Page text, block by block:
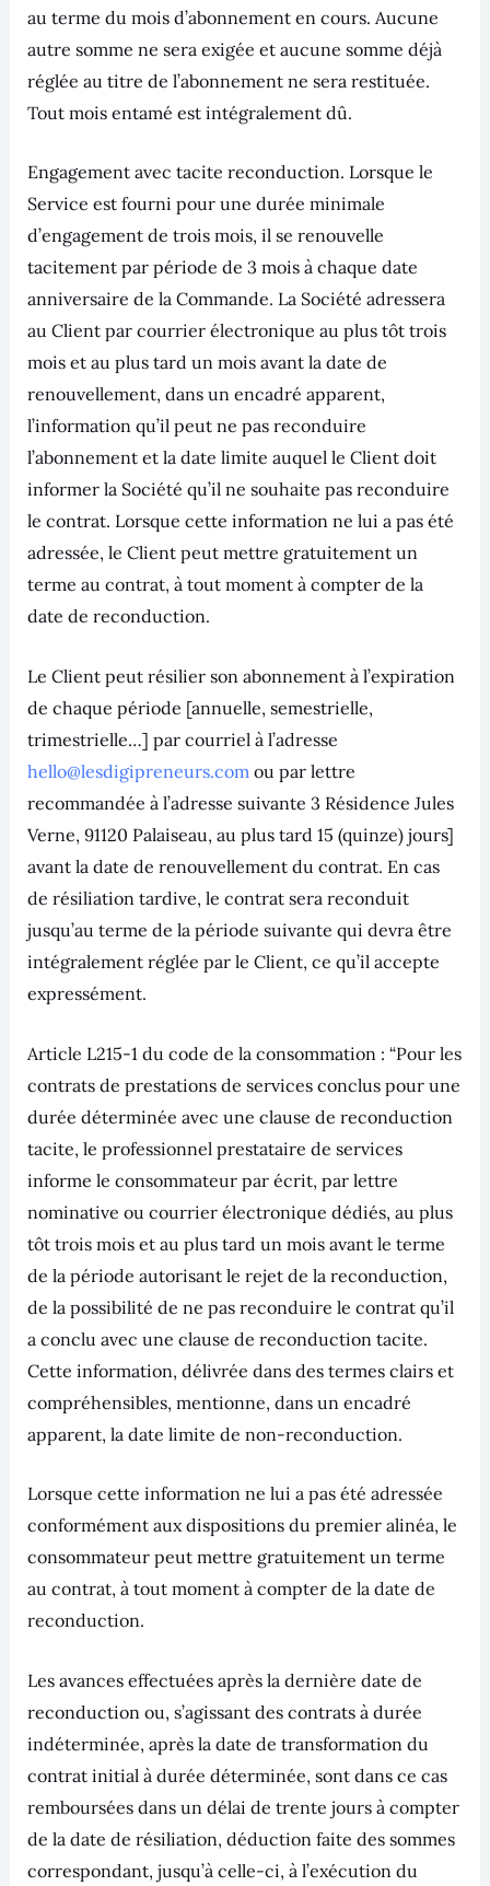
au terme du mois d’abonnement en cours. Aucune
autre somme ne sera exigée et aucune somme déjà
réglée au titre de l’abonnement ne sera restituée.
Tout mois entamé est intégralement dû.
Engagement avec tacite reconduction. Lorsque le
Service est fourni pour une durée minimale
d’engagement de trois mois, il se renouvelle
tacitement par période de 3 mois à chaque date
anniversaire de la Commande. La Société adressera
au Client par courrier électronique au plus tôt trois
mois et au plus tard un mois avant la date de
renouvellement, dans un encadré apparent,
l’information qu’il peut ne pas reconduire
l’abonnement et la date limite auquel le Client doit
informer la Société qu’il ne souhaite pas reconduire
le contrat. Lorsque cette information ne lui a pas été
adressée, le Client peut mettre gratuitement un
terme au contrat, à tout moment à compter de la
date de reconduction.
Le Client peut résilier son abonnement à l’expiration
de chaque période [annuelle, semestrielle,
trimestrielle…] par courriel à l’adresse
hello@lesdigipreneurs.comou par lettre
recommandée à l’adresse suivante 3 Résidence Jules
Verne, 91120 Palaiseau, au plus tard 15 (quinze) jours]
avant la date de renouvellement du contrat. En cas
de résiliation tardive, le contrat sera reconduit
jusqu’au terme de la période suivante qui devra être
intégralement réglée par le Client, ce qu’il accepte
expressément.
Article L215-1 du code de la consommation : “Pour les
contrats de prestations de services conclus pour une
durée déterminée avec une clause de reconduction
tacite, le professionnel prestataire de services
informe le consommateur par écrit, par lettre
nominative ou courrier électronique dédiés, au plus
tôt trois mois et au plus tard un mois avant le terme
de la période autorisant le rejet de la reconduction,
de la possibilité de ne pas reconduire le contrat qu’il
a conclu avec une clause de reconduction tacite.
Cette information, délivrée dans des termes clairs et
compréhensibles, mentionne, dans un encadré
apparent, la date limite de non-reconduction.
Lorsque cette information ne lui a pas été adressée
conformément aux dispositions du premier alinéa, le
consommateur peut mettre gratuitement un terme
au contrat, à tout moment à compter de la date de
reconduction.
Les avances effectuées après la dernière date de
reconduction ou, s’agissant des contrats à durée
indéterminée, après la date de transformation du
contrat initial à durée déterminée, sont dans ce cas
remboursées dans un délai de trente jours à compter
de la date de résiliation, déduction faite des sommes
correspondant, jusqu’à celle-ci, à l’exécution du